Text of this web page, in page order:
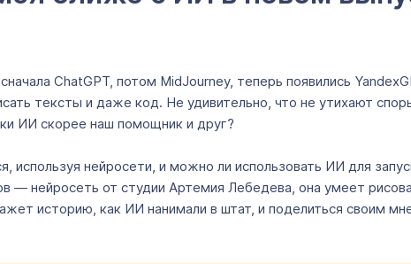
ChatGPT, потом MidJourney, теперь появились
тексты и даже код. Не удивительно, что не утихают
ИИ скорее наш помощник и друг?
используя нейросети, и можно ли использовать ИИ для
— нейросеть от студии Артемия Лебедева, она умеет
историю, как ИИ нанимали в штат, и поделиться своим